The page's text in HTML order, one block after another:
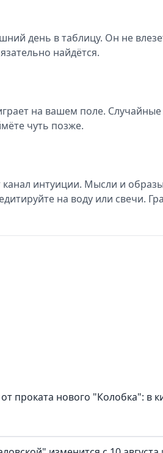
день в таблицу. Он не
найдётся.
на вашем поле.
чуть позже.
интуиции. Мысли и
на воду или свечи.
проката нового "Колобка": в